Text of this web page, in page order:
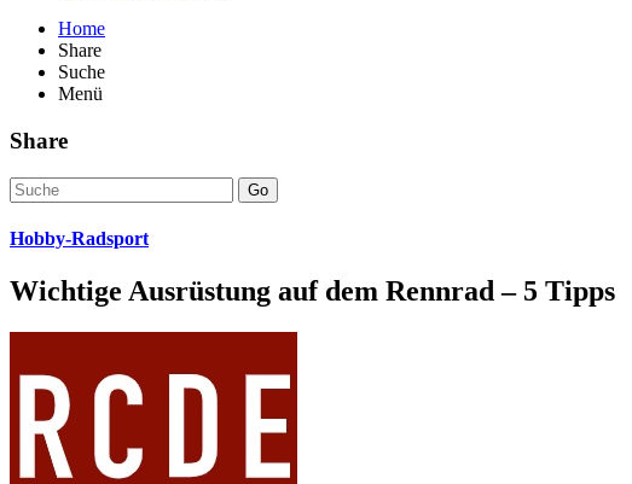
Home
Share
Suche
Menü
Share
Go
Hobby-Radsport
Wichtige Ausrüstung auf dem Rennrad – 5 Tipps